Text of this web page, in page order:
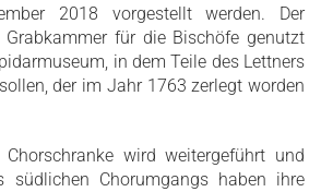
2018 vorgestellt werden. Der
Grabkammer für die Bischöfe genutzt
in dem Teile des Lettners
der im Jahr 1763 zerlegt worden
Chorschranke wird weitergeführt und
südlichen Chorumgangs haben ihre